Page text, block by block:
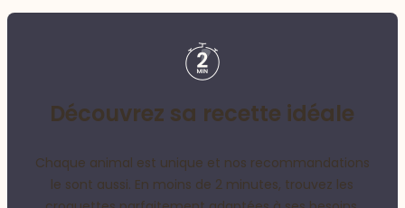
Découvrez sa recette idéale
Chaque animal est unique et nos recommandations
le sont aussi. En moins de 2 minutes, trouvez les